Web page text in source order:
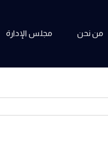
من نحن مجلس الإدارة